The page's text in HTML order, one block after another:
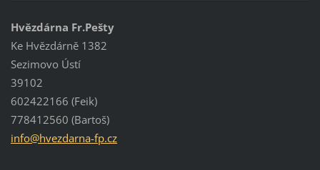
Hvězdárna Fr.Pešty
Ke Hvězdárně 1382
Sezimovo Ústí
39102
602422166 (Feik)
778412560 (Bartoš)
info@hvezdarna-fp.cz